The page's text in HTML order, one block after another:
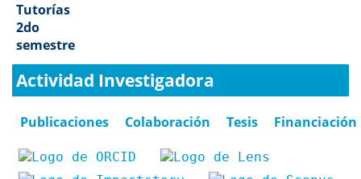
Tutorías
2do
semestre
Actividad Investigadora
Publicaciones Colaboración Tesis Financiación